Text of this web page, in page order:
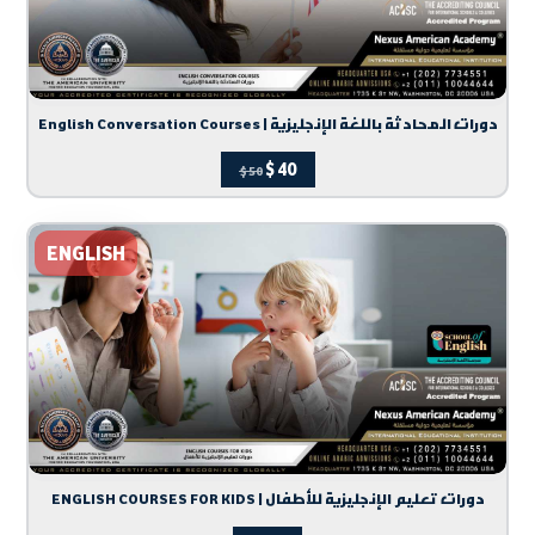
English Conversation Courses | دورات المحادثة باللغة الإنجليزية
$50$40
ENGLISH COURSES FOR KIDS | دورات تعليم الإنجليزية للأطفال
ENGLISH